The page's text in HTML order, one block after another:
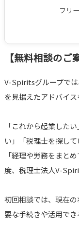
フリ
【無料相談のご
V-Spiritsグループで
を見据えたアドバイス
「これから起業した
い」「税理士を探し
「経理や労務をまと
度、税理士法人V-
初回相談では、現在
要な手続きや活用で